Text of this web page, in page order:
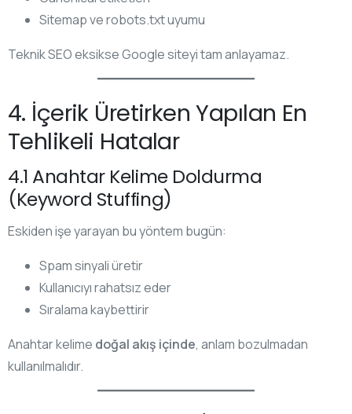
Sitemap ve robots.txt uyumu
Teknik SEO eksikse Google siteyi tam anlayamaz.
4. İçerik Üretirken Yapılan En
Tehlikeli Hatalar
4.1 Anahtar Kelime Doldurma
(Keyword Stuffing)
Eskiden işe yarayan bu yöntem bugün:
Spam sinyali üretir
Kullanıcıyı rahatsız eder
Sıralama kaybettirir
Anahtar kelime doğal akış içinde, anlam bozulmadan
kullanılmalıdır.